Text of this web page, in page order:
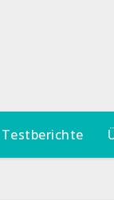
Testberichte